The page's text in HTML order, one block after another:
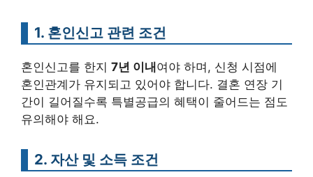
1. 혼인신고 관련 조건
혼인신고를 한지 7년 이내 여야 하며, 신청 시점에
혼인관계가 유지되고 있어야 합니다. 결혼 연장 기
간이 길어질수록 특별공급의 혜택이 줄어드는 점도
유의해야 해요.
2. 자산 및 소득 조건